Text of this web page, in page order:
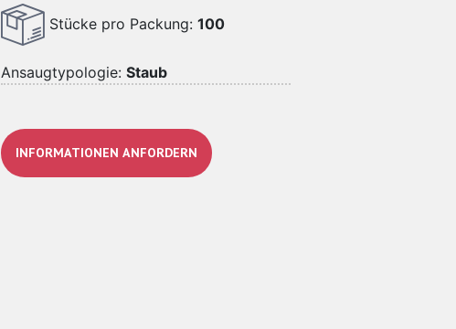
Stücke pro Packung: 100
Ansaugtypologie: Staub
INFORMATIONEN ANFORDERN